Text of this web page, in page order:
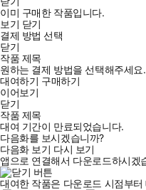
이미 구매한 작품입니다.
보기 닫기
결제 방법 선택
닫기
작품 제목
원하는 결제 방법을 선택해주세요.
대여하기 구매하기
이어보기
닫기
작품 제목
대여 기간이 만료되었습니다.
다음화를 보시겠습니까?
다음화 보기 다시 보기
앱으로 연결해서 다운로드하시겠
대여한 작품은 다운로드 시점부